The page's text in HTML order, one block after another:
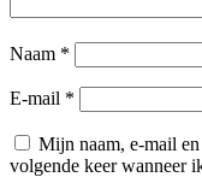
Naam *
E-mail *
Mijn naam, e-mail
volgende keer wanneer